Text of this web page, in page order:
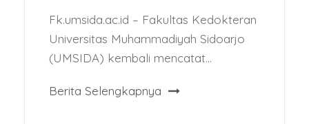
Fk.umsida.ac.id – Fakultas Kedokteran
Universitas Muhammadiyah Sidoarjo
(UMSIDA) kembali mencatat...
Berita Selengkapnya